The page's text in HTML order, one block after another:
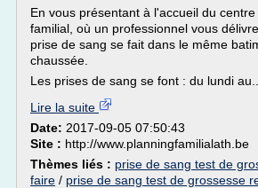
En vous présentant à l'accueil du
familial, où un professionnel vous
prise de sang se fait dans le même
chaussée.
Les prises de sang se font : du lundi au...
Lire la suite
Date: 2017-09-05 07:50:43
Site : http://www.planningfamilialath.be
Thèmes liés : prise de sang test de
faire / prise de sang test de grossesse